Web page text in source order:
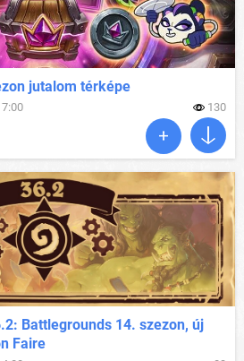
jutalom térképe
130
Battlegrounds 14. szezon, új
Faire